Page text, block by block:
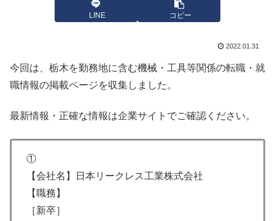
LINE コピー
2022.01.31
今回は、栃木を勤務地に含む機械・工具等関係の転職・就
職情報の掲載ページを収集しました。
最新情報・正確な情報は企業サイトでご確認ください。
①
【会社名】日本リークレス工業株式会社
【職務】
［新卒］